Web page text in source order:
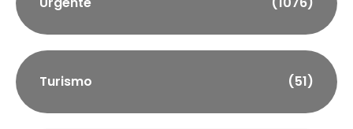
Turismo (51)